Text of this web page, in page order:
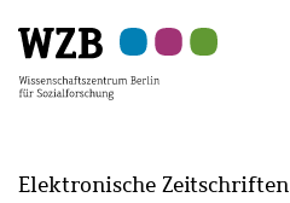
Hauptinhalt
springen
Navigation
springen
Suche
springen
Sekundärnavigation
springen
Fußzeile
springen
Elektronische Zeitschriften